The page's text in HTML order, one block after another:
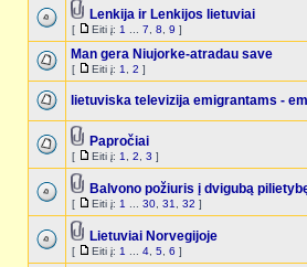
Lenkija ir Lenkijos lietuviai
[ Eiti į: 1 7 8 9 ]
Man gera Niujorke-atradau save
[ Eiti į: 1 2 ]
lietuviska televizija emigrantams -
Papročiai
[ Eiti į: 1 2 3 ]
Balvono požiuris į dvigubą
[ Eiti į: 1 30 31 32 ]
Lietuviai Norvegijoje
[ Eiti į: 1 4 5 6 ]